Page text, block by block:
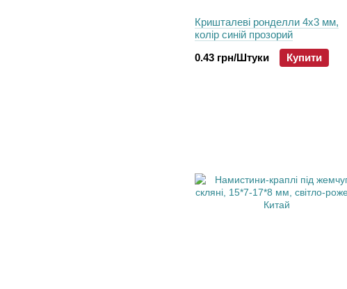
Кришталеві ронделли 4х3 мм,
колір синій прозорий
0.43 грн/Штуки
Купити